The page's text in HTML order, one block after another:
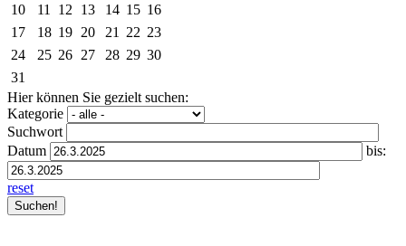
10
11 12 13 14 15 16
17
18 19 20 21 22 23
24
25 26 27 28 29 30
31
Hier können Sie gezielt suchen:
Kategorie
Suchwort
Datum
bis:
reset